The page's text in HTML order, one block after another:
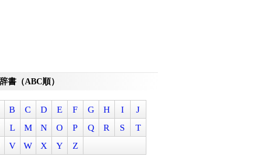
書（ABC順）
B C D E F G H I
J
L M N O P Q R S
T
V W X Y Z